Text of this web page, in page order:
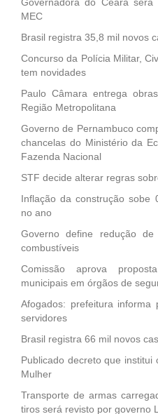
MEC
Brasil registra 35,8 mil novos
Concurso da Polícia Militar,
tem novidades
Paulo Câmara entrega
Região Metropolitana
Governo de Pernambuco
chancelas do Ministério da
Fazenda Nacional
STF decide alterar regras
Inflação da construção sobe
no ano
Governo define redução
combustíveis
Comissão aprova
municipais em órgãos de
Afogados: prefeitura informa
servidores
Brasil registra 66 mil novos
Publicado decreto que institui
Mulher
Transporte de armas
tiros será revisto por governo